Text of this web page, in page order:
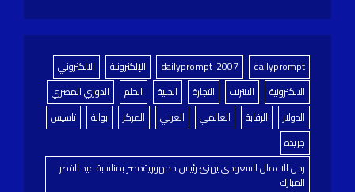
dailyprompt
dailyprompt-2007 الإلكترونية
الالكتروني
الالكترونية
الانترنت التجارة الجنية الحلم
الدوري المصري
الدولار
الرقابة العالمي العربي المركز بوابة
تاسيس
جريدة
رجل الاعمال السعودي يهنئ رئيس جمهوريةمصر بمناسبة عيد الفطر
المبارك